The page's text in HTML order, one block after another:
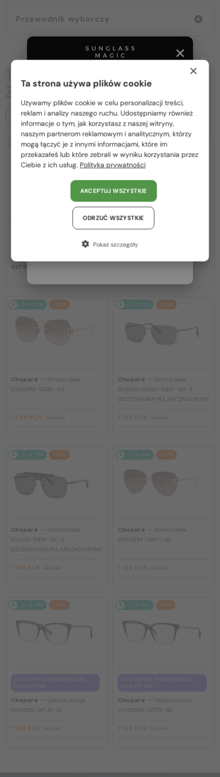
Przewodnik wyborczy
TO MOŻE CIĘ RÓWNIEŻ
ZAINTERESOWAĆ
WSZYSTKIE PRODUKTY
2-4 DNI
Z SOCZEWKĄ MONOFOKALNĄ
Optična okvirja
927 PLN
2-4 DNI -25%
Chopard
SCH353M - 04GB - 54
2-4 DNI -25%
Chopard
Sončna očala
SCHG31M - 300G - 64
1 538 PLN
2-4 DNI -25%
Chopard
Sončna očala
SCHG90 WOOD - 568P - 60 - Z
SOCZEWKAMI POLARYZACYJNYMI
1 139 PLN
2-4 DNI -25%
Chopard
Sončna očala
SCHL31 - 530P - 62 - Z
SOCZEWKAMI POLARYZACYJNYMI
1 139 PLN
2-4 DNI -25%
Chopard
Sončna očala
SCHL55M - 08FC - 62
1 139 PLN
2-4 DNI -25%
Chopard
Optična okvirja
VCH333S - 0FUS - 55
1 139 PLN
2-4 DNI -41%
Chopard
Optična okvirja
VCH333W - 0D78 - 55
1 139 PLN
Proszę wybierz z listy odpowiedni dla Ciebie kraj:
Polska / PL
România / RO
Magyarország / HU
United Arab Emirates / EN
Austria / AT
Niemcy / DE
Włochy / IT
×
Ta strona używa plików cookie
Używamy plików cookie w celu personalizacji treści,
reklam i analizy naszego ruchu. Udostępniamy również
informacje o tym, jak korzystasz z naszej witryny,
naszym partnerom reklamowym i analitycznym, którzy
mogą łączyć je z innymi informacjami, które im
przekazałeś lub które zebrali w wyniku korzystania przez
Ciebie z ich usług. Polityka prywatności
AKCEPTUJ WSZYSTKIE
ODRZUĆ WSZYSTKIE
Pokaż szczegóły